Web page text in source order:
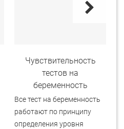
Чувствительность
тестов на
беременность
Все тест на беременность
работают по принципу
определения уровня